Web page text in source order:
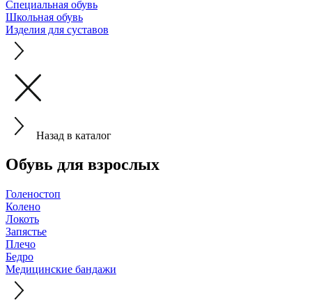
Специальная обувь
Школьная обувь
Изделия для суставов
Назад в каталог
Обувь для взрослых
Голеностоп
Колено
Локоть
Запястье
Плечо
Бедро
Медицинские бандажи